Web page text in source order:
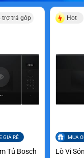
trợ trả góp
GIÁ RẺ
Tủ Bosch
Hot
MUA
Lò Vi